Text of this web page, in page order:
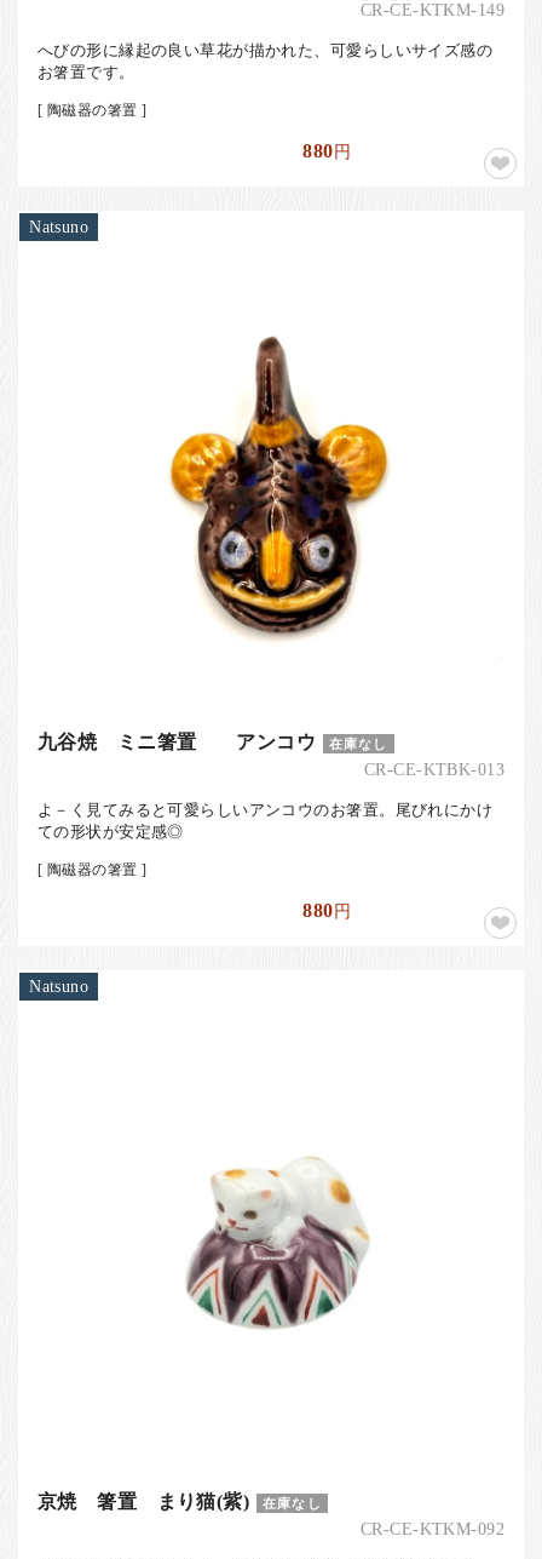
CR-CE-KTKM-149
へびの形に縁起の良い草花が描かれた、可愛らしいサイズ感の
お箸置です。
[ 陶磁器の箸置 ]
880円
Natsuno
九谷焼 ミニ箸置 アンコウ 在庫なし
CR-CE-KTBK-013
よ－く見てみると可愛らしいアンコウのお箸置。尾びれにかけ
ての形状が安定感◎
[ 陶磁器の箸置 ]
880円
Natsuno
京焼 箸置 まり猫(紫) 在庫なし
CR-CE-KTKM-092